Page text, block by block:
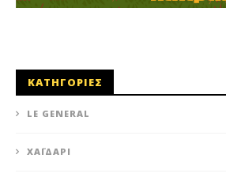
ΚΑΤΗΓΟΡΙΕΣ
LE GENERAL
XΑΪΔΆΡΙ